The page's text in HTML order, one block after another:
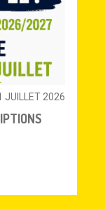
JUILLET 2026